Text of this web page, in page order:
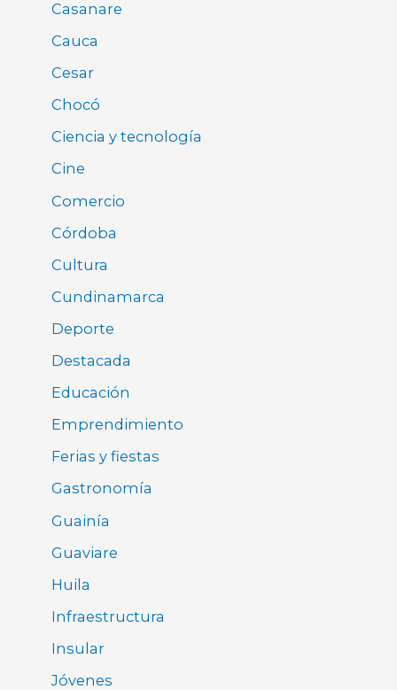
Casanare
Cauca
Cesar
Chocó
Ciencia y tecnología
Cine
Comercio
Córdoba
Cultura
Cundinamarca
Deporte
Destacada
Educación
Emprendimiento
Ferias y fiestas
Gastronomía
Guainía
Guaviare
Huila
Infraestructura
Insular
Jóvenes